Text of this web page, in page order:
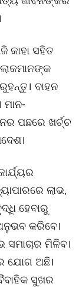
କାହା ସହିତ
ବାହନ
ପଛରେ ଖର୍ଚ୍ଚ
ଲାଭ,
ହେବାରୁ
କରିବେ।
ମିଳିବ।
ଯୋଗ ଅଛି।
ସୁଖର